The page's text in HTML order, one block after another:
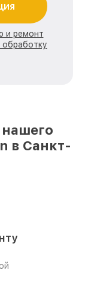
и ремонт
обработку
в Санкт-